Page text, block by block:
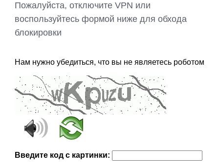
Пожалуйста, отключите VPN или
воспользуйтесь формой ниже для обхода
блокировки
Нам нужно убедиться, что вы не являетесь роботом
Введите код с картинки: